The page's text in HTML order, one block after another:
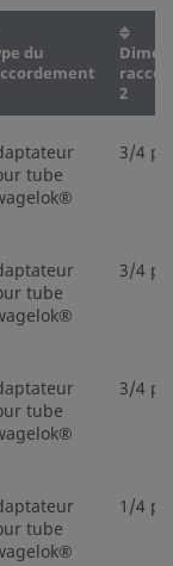
du
2
tube
3/4 po
tube
3/4 po
tube
3/4 po
tube
1/4 po